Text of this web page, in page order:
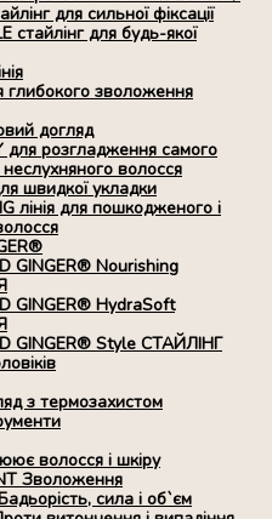
для сильної фіксації
стайлінг для будь-якої
глибокого зволоження
догляд
для розгладження самого
волосся
швидкої укладки
лінія для пошкодженого і
GINGER® Nourishing
GINGER® HydraSoft
GINGER® Style СТАЙЛІНГ
з термозахистом
волосся і шкіру
Зволоження
сила і об`єм